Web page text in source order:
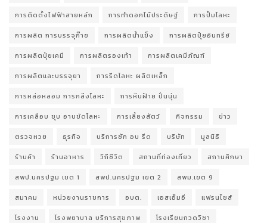
การติดตั้งไฟฟ้าสายหลัก การทำดอกไม้ประดิษฐ์ การปั้มโลหะ
การผลิต การบรรจุก๊าซ การผลิตน้ำแข็ง การผลิตปุ๋ยอินทรีย์
การผลิตปุ๋ยเคมี การผลิตรองเท้า การผลิตเคมีภัณฑ์
การผลิตและบรรจุยา การรีดโลหะ ผลิตเหล็ก
การหล่อหลอม การกลึงโลหะ การหีบฝ้าย ปั่นนุ่น
การเคลือบ ชุบ อาบขัดโลหะ การเลี้ยงสัตว์ กิจกรรม ข่าว
ตรวจหวย ธุรกิจ บริการซัก อบ รีด บริษัท มูลนิธิ
ร้านค้า ร้านอาหาร วิถีชีวิต สถานที่ท่องเที่ยว สถานศึกษา
สพป.นครปฐม เขต 1 สพป.นครปฐม เขต 2 สพม.เขต 9
สมาคม หน่วยงานราชการ อบต. เอสเอ็มอี แฟรนไชส์
โรงงาน โรงพยาบาล บริการสุขภาพ โรงเรียนกวดวิชา